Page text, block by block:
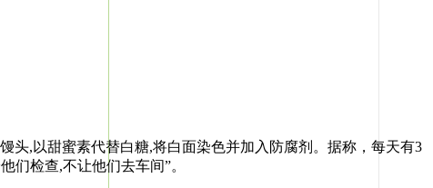
头,以甜蜜素代替白糖,将白面染色并加入防腐剂。据称，每天有3
们检查,不让他们去车间”。